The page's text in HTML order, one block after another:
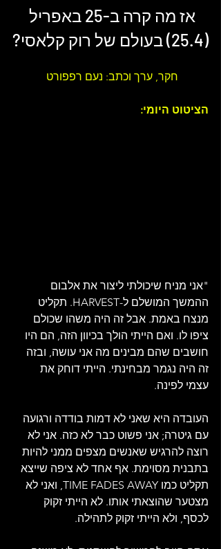
אז מה קרה ב-25 באפריל
(25.4) בעולם של
רוק קלאסי?
חקר, ערך וכתב: נעם רפפורט
הציטוט היומי:
"אני מניח שיכולתי ליצור את אלבום
ההמשך המושלם ל-HARVEST. תקליט
מנצח באמת. אבל זה היה משהו שכולם
ציפו לו. ואם הייתי הולך בכיוון הזה, הם היו
חושבים שהם מבינים מה אני עושה, ובזה
זה היה נגמר מבחינתי. הייתי דוחק את
עצמי לפינה.
העובדה היא שאני לא דמות בודדה ורגועה
עם גיטרה; אני פשוט כבר לא כזה. אני לא
רוצה להרגיש שאנשים מצפים ממני להיות
בתבנית מסוימת. אף אחד לא ציפה שייצא
תקליט כמו TIME FADES AWAY, ואני לא
מצטער שהוצאתי אותו. לא הייתי זקוק
לכסף, ולא הייתי זקוק לתהילה.